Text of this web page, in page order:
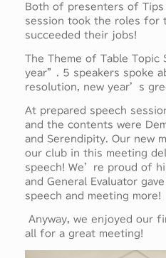
Both of presenters of Tips
session took the roles for
succeeded their jobs!
The Theme of Table Topic
year” . 5 speakers spoke
resolution, new year’ s
At prepared speech
and the contents were
and Serendipity. Our new
our club in this meeting
speech! We’ re proud of
and General Evaluator
speech and meeting more!
Anyway, we enjoyed our
all for a great meeting!